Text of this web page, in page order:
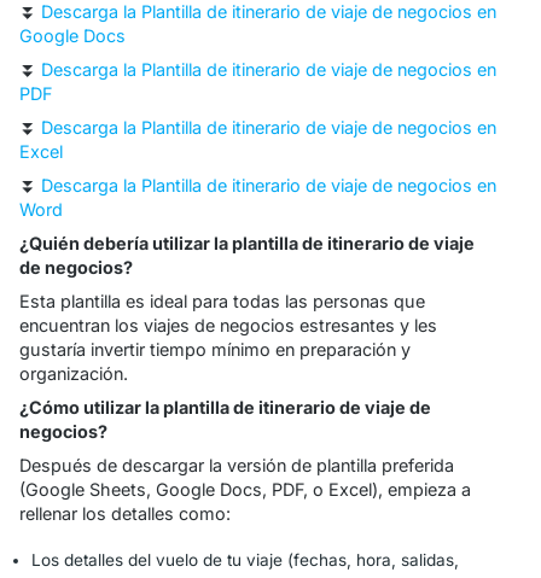
⏬ Descarga la Plantilla de itinerario de viaje de negocios en
Google Docs
⏬ Descarga la Plantilla de itinerario de viaje de negocios en
PDF
⏬ Descarga la Plantilla de itinerario de viaje de negocios en
Excel
⏬ Descarga la Plantilla de itinerario de viaje de negocios en
Word
¿Quién debería utilizar la plantilla de itinerario de viaje
de negocios?
Esta plantilla es ideal para todas las personas que
encuentran los viajes de negocios estresantes y les
gustaría invertir tiempo mínimo en preparación y
organización.
¿Cómo utilizar la plantilla de itinerario de viaje de
negocios?
Después de descargar la versión de plantilla preferida
(Google Sheets, Google Docs, PDF, o Excel), empieza a
rellenar los detalles como:
Los detalles del vuelo de tu viaje (fechas, hora, salidas,